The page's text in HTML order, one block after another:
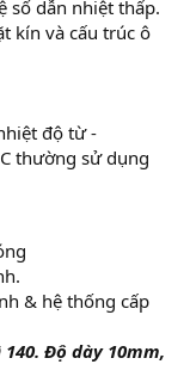
số dẫn nhiệt thấp.
kín và cấu trúc ô
độ từ -
thường sử dụng
& hệ thống cấp
Độ dày 10mm,